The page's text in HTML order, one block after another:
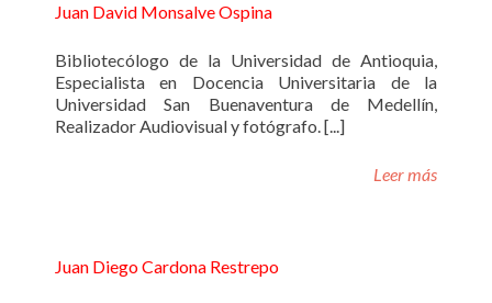
Juan David Monsalve Ospina
Bibliotecólogo de la Universidad de Antioquia,
Especialista en Docencia Universitaria de la
Universidad San Buenaventura de Medellín,
Realizador Audiovisual y fotógrafo. [...]
Leer más
Juan Diego Cardona Restrepo